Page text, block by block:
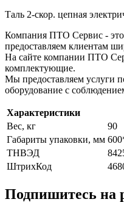
Таль 2-скор. цепная
Компания ПТО Сервис - это
предоставляем клиентам
На сайте компании ПТО
комплектующие.
Мы предоставляем услуги
оборудование с
Характеристики
Вес, кг
90
Габариты упаковки, мм
ТНВЭД
ШтрихКод
Подпишитесь на